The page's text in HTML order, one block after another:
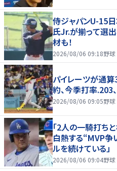
侍ジャパンU-15
氏Jr.が揃って選
材も！
2026/08/06 09:18野球
パイレーツが通
約、今季打率.203
2026/08/06 09:05野球
「2人の一騎打ち
白熱する“MVP争
ルを続けている」
2026/08/06 09:04野球